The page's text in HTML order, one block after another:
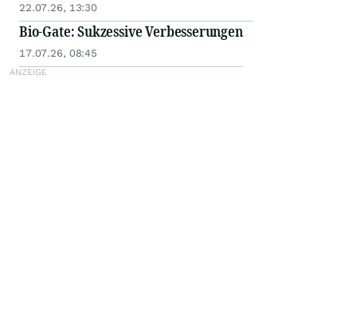
22.07.26, 13:30
Bio-Gate: Sukzessive Verbesserungen
17.07.26, 08:45